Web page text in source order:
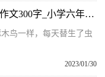
环球要闻：小学六年级上册第四单元作文300字_小学六年级上册第四单元作文
鸟一样，每天替生了虫
2023/01/30